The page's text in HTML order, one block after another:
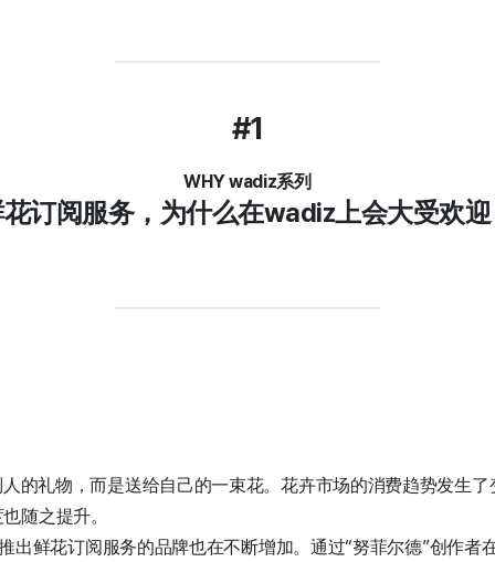
#1
WHY wadiz系列
订阅服务，为什么在wadiz上会大受欢
的礼物，而是送给自己的一束花。花卉市场的消费趋势发生了
随之提升。
出鲜花订阅服务的品牌也在不断增加。通过“努菲尔德”创作者